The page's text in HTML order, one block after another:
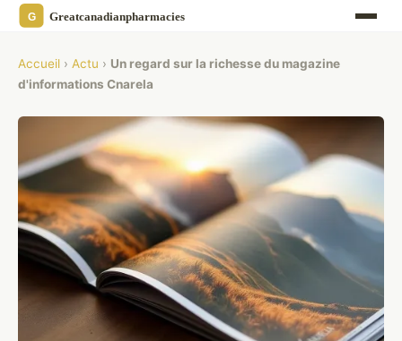
Accueil › Actu › Un regard sur la richesse du magazine
d'informations Cnarela